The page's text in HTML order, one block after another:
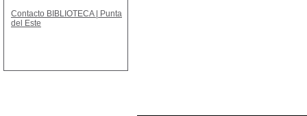
Contacto BIBLIOTECA | Punta
del Este